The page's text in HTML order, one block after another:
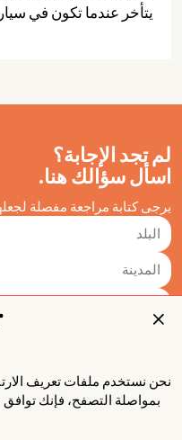
يتأخر عندما تكون في
لم تجد الإجابة؟
اسأل سؤالك هنا.
يرجى كتابة مراجعة مفصلة
نحن نستخدم ملفات تعريف
بمواصلة التصفح، فإنك